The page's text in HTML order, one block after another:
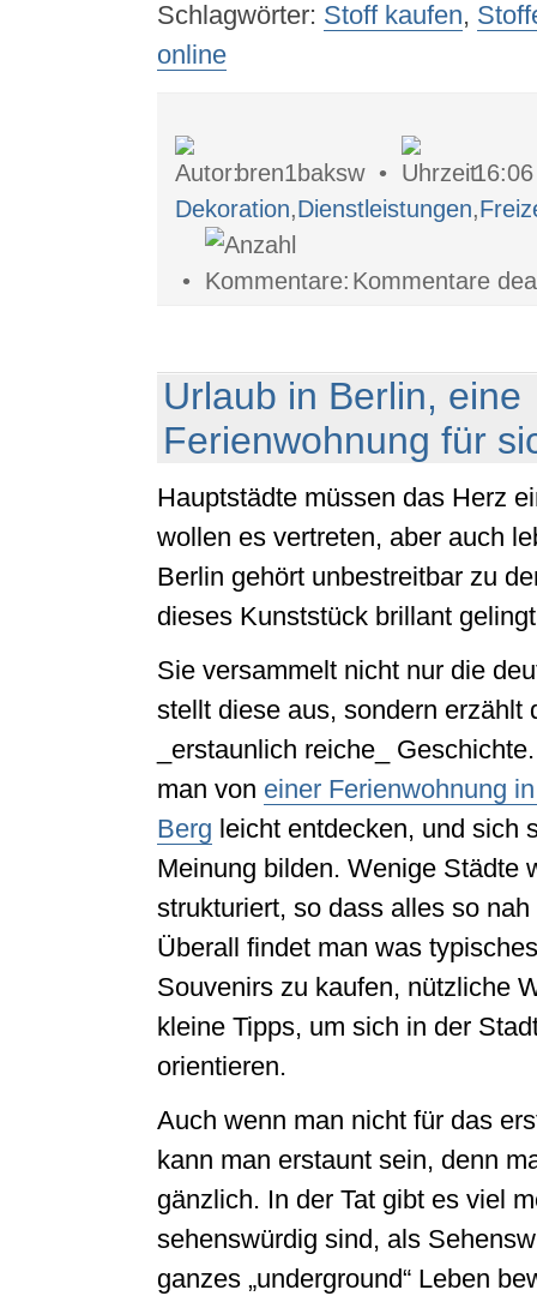
Schlagwörter: Stoff kaufen,
online
bren1baksw •
Dekoration,Dienstleistungen,
• Kommentare
Urlaub in Berlin, eine
Ferienwohnung für
Hauptstädte müssen das Herz
wollen es vertreten, aber auch
Berlin gehört unbestreitbar zu
dieses Kunststück brillant
Sie versammelt nicht nur die
stellt diese aus, sondern erzählt
_erstaunlich reiche_
man von einer Ferienwohnung
Berg leicht entdecken, und sich
Meinung bilden. Wenige Städte
strukturiert, so dass alles so
Überall findet man was
Souvenirs zu kaufen, nützliche
kleine Tipps, um sich in der
orientieren.
Auch wenn man nicht für das
kann man erstaunt sein, denn
gänzlich. In der Tat gibt es viel
sehenswürdig sind, als
ganzes „underground“ Leben